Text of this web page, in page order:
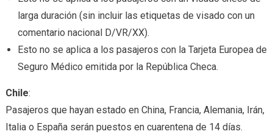
larga duración (sin incluir las etiquetas de visado con un
comentario nacional D/VR/XX).
Esto no se aplica a los pasajeros con la Tarjeta Europea de
Seguro Médico emitida por la República Checa.
Chile:
Pasajeros que hayan estado en China, Francia, Alemania, Irán,
Italia o España serán puestos en cuarentena de 14 días.